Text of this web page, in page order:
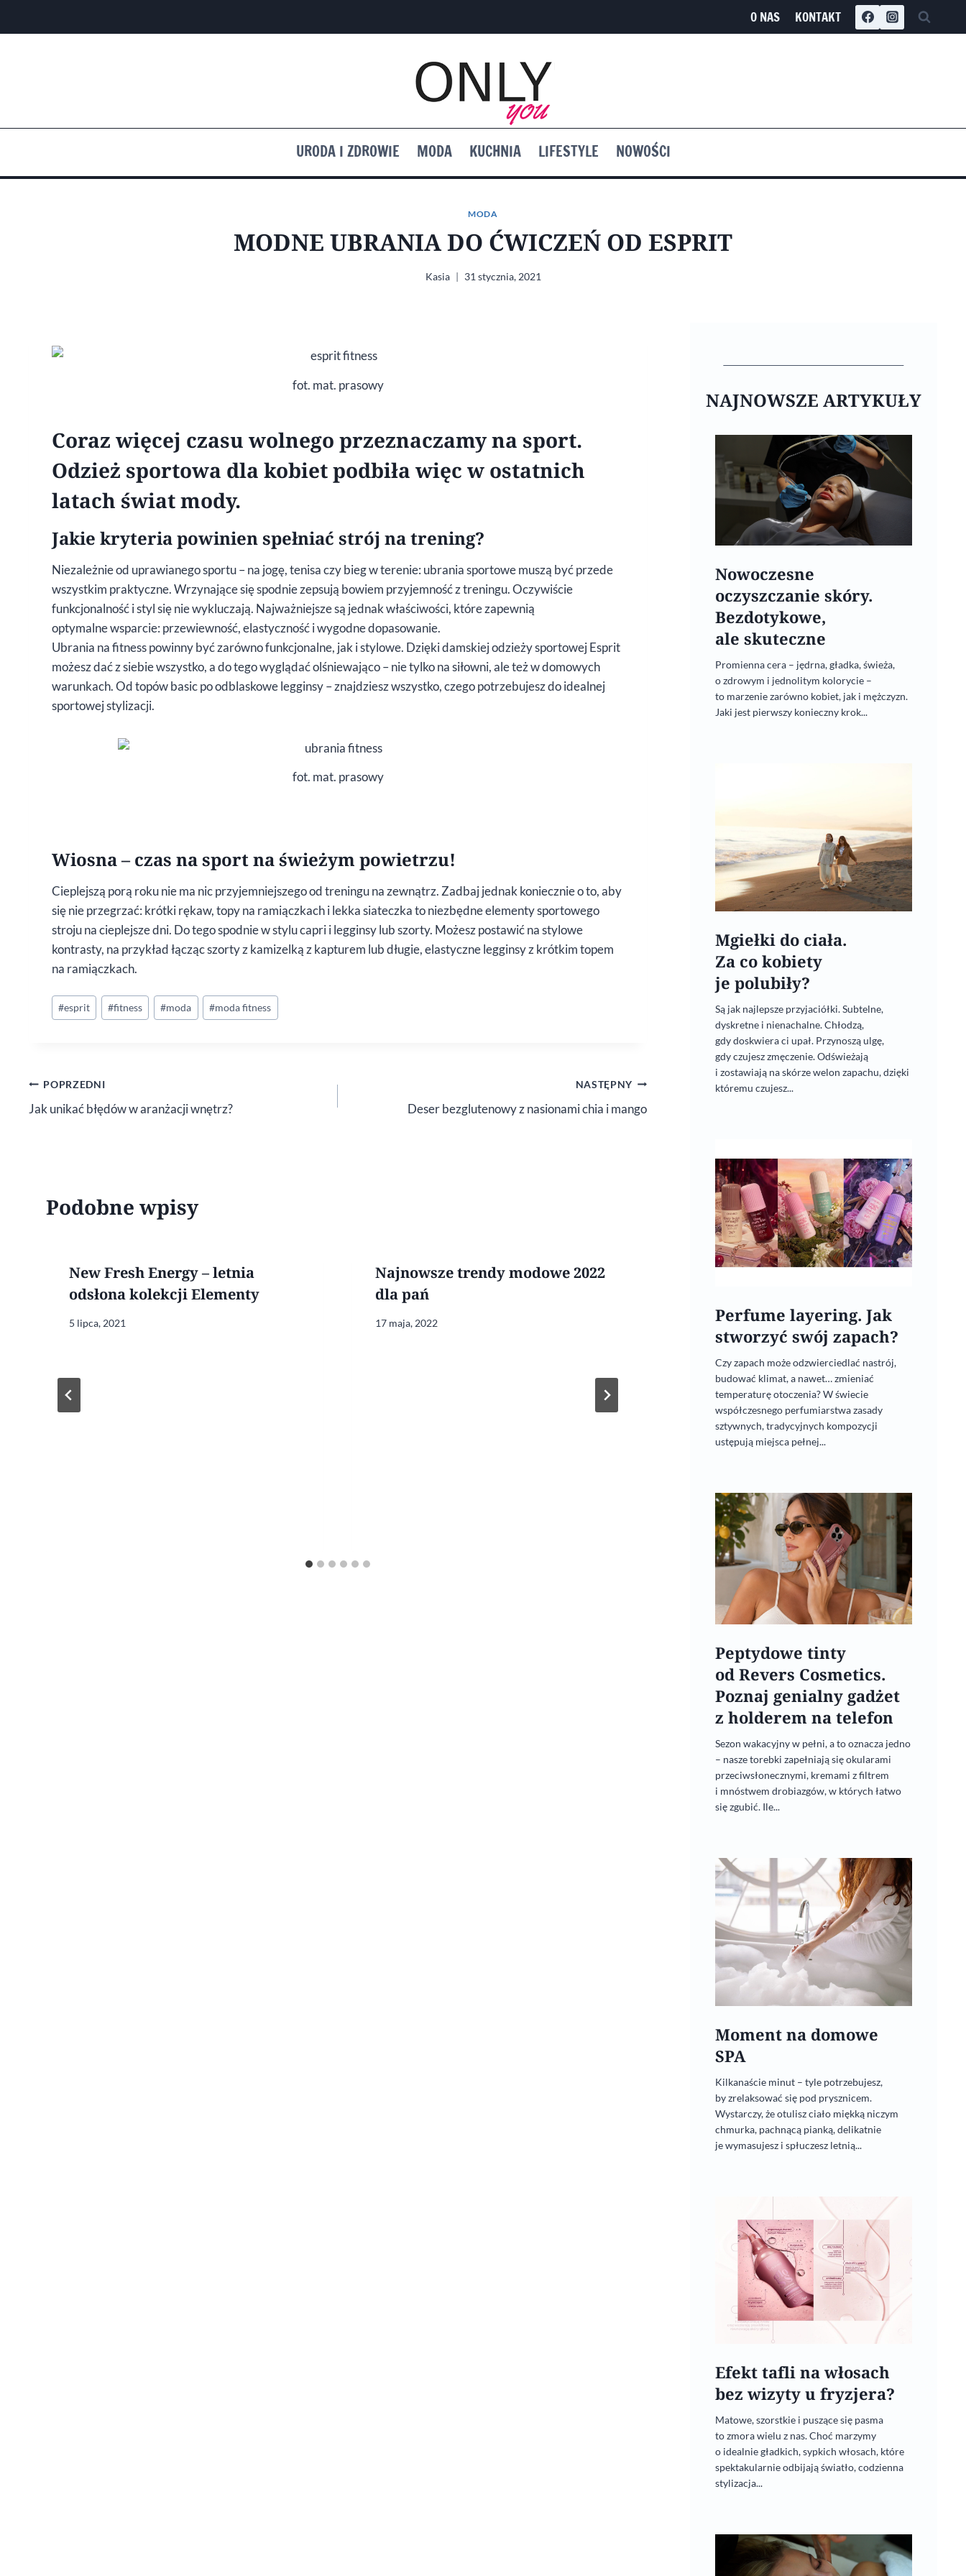
O NAS KONTAKT
URODA I ZDROWIE MODA KUCHNIA LIFESTYLE NOWOŚCI
MODA
MODNE UBRANIA DO ĆWICZEŃ OD ESPRIT
Kasia 31 stycznia, 2021
fot. mat. prasowy
Coraz więcej czasu wolnego przeznaczamy na sport.
Odzież sportowa dla kobiet podbiła więc w ostatnich
latach świat mody.
Jakie kryteria powinien spełniać strój na trening?
Niezależnie od uprawianego sportu – na jogę, tenisa czy bieg w terenie: ubrania sportowe muszą być przede
wszystkim praktyczne. Wrzynające się spodnie zepsują bowiem przyjemność z treningu. Oczywiście
funkcjonalność i styl się nie wykluczają. Najważniejsze są jednak właściwości, które zapewnią
optymalne wsparcie: przewiewność, elastyczność i wygodne dopasowanie.
Ubrania na fitness powinny być zarówno funkcjonalne, jak i stylowe. Dzięki damskiej odzieży sportowej Esprit
możesz dać z siebie wszystko, a do tego wyglądać olśniewająco – nie tylko na siłowni, ale też w domowych
warunkach. Od topów basic po odblaskowe legginsy – znajdziesz wszystko, czego potrzebujesz do idealnej
sportowej stylizacji.
fot. mat. prasowy
Wiosna – czas na sport na świeżym powietrzu!
Cieplejszą porą roku nie ma nic przyjemniejszego od treningu na zewnątrz. Zadbaj jednak koniecznie o to, aby
się nie przegrzać: krótki rękaw, topy na ramiączkach i lekka siateczka to niezbędne elementy sportowego
stroju na cieplejsze dni. Do tego spodnie w stylu capri i legginsy lub szorty. Możesz postawić na stylowe
kontrasty, na przykład łącząc szorty z kamizelką z kapturem lub długie, elastyczne legginsy z krótkim topem
na ramiączkach.
Tagi
wpisu:
#esprit #fitness #moda #moda fitness
Nawigacja
wpisu
POPRZEDNI
Jak unikać błędów w aranżacji wnętrz?
NASTĘPNY
Deser bezglutenowy z nasionami chia i mango
Podobne wpisy
New Fresh Energy – letnia
odsłona kolekcji Elementy
5 lipca, 2021
Najnowsze trendy modowe 2022
dla pań
17 maja, 2022
Jedwabne sny od Spadiora
NAJNOWSZE ARTYKUŁY
Nowoczesne
oczyszczanie skóry.
Bezdotykowe,
ale skuteczne
Promienna cera – jędrna, gładka, świeża,
o zdrowym i jednolitym kolorycie –
to marzenie zarówno kobiet, jak i mężczyzn.
Jaki jest pierwszy konieczny krok...
Mgiełki do ciała.
Za co kobiety
je polubiły?
Są jak najlepsze przyjaciółki. Subtelne,
dyskretne i nienachalne. Chłodzą,
gdy doskwiera ci upał. Przynoszą ulgę,
gdy czujesz zmęczenie. Odświeżają
i zostawiają na skórze welon zapachu, dzięki
któremu czujesz...
Perfume layering. Jak
stworzyć swój zapach?
Czy zapach może odzwierciedlać nastrój,
budować klimat, a nawet… zmieniać
temperaturę otoczenia? W świecie
współczesnego perfumiarstwa zasady
sztywnych, tradycyjnych kompozycji
ustępują miejsca pełnej...
Peptydowe tinty
od Revers Cosmetics.
Poznaj genialny gadżet
z holderem na telefon
Sezon wakacyjny w pełni, a to oznacza jedno
– nasze torebki zapełniają się okularami
przeciwsłonecznymi, kremami z filtrem
i mnóstwem drobiazgów, w których łatwo
się zgubić. Ile...
Moment na domowe
SPA
Kilkanaście minut – tyle potrzebujesz,
by zrelaksować się pod prysznicem.
Wystarczy, że otulisz ciało miękką niczym
chmurka, pachnącą pianką, delikatnie
je wymasujesz i spłuczesz letnią...
Efekt tafli na włosach
bez wizyty u fryzjera?
Matowe, szorstkie i puszące się pasma
to zmora wielu z nas. Choć marzymy
o idealnie gładkich, sypkich włosach, które
spektakularnie odbijają światło, codzienna
stylizacja...